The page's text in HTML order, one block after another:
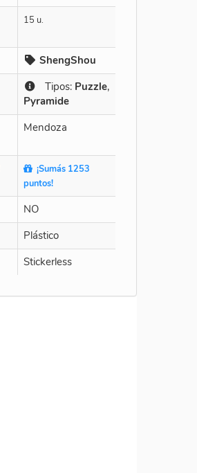
15 u.
ShengShou
Tipos: Puzzle,
Pyramide
Mendoza
¡Sumás 1253
puntos!
NO
Plástico
Stickerless